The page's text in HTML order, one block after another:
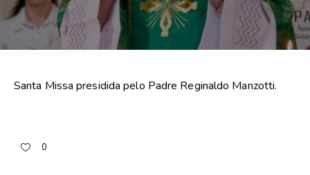
Santa Missa presidida pelo Padre Reginaldo Manzotti.
0